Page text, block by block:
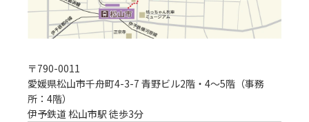
〒790-0011
愛媛県松山市千舟町4-3-7 青野ビル2階・4～5階（事務
所：4階）
伊予鉄道 松山市駅 徒歩3分